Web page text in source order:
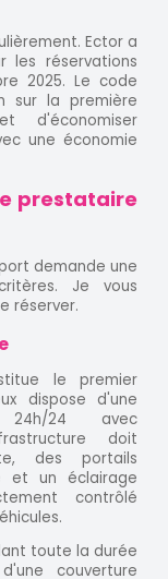
Ector a
les réservations
2025. Le code
sur la première
d'économiser
une économie
prestataire
demande une
Je vous
réserver.
le premier
dispose d'une
24h/24 avec
doit
des portails
et un éclairage
contrôlé
toute la durée
couverture